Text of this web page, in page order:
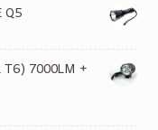
Q5
7000LM +